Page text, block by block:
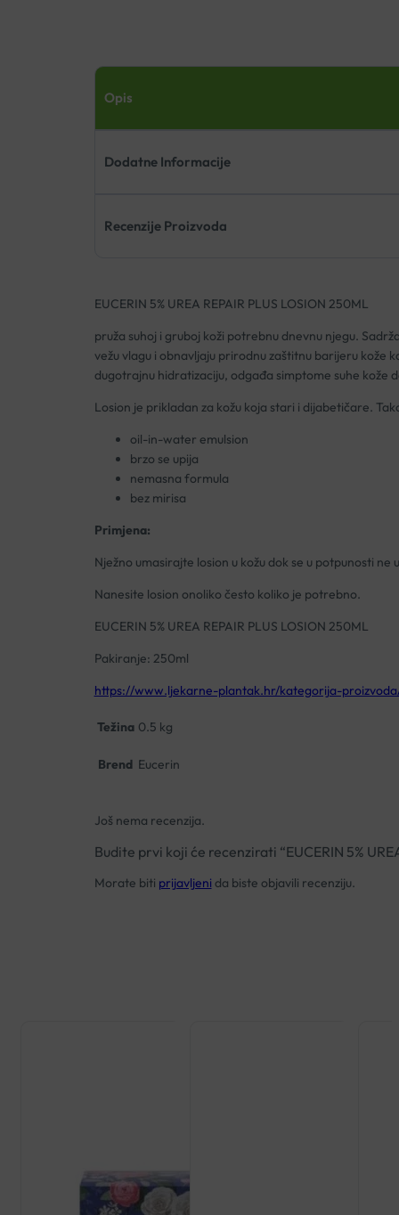
Opis
Dodatne Informacije
Recenzije Proizvoda
EUCERIN 5% UREA REPAIR PLUS LOSION 250ML
pruža suhoj i gruboj koži potrebnu dnevnu njegu.
vežu vlagu i obnavljaju prirodnu zaštitnu barijeru kože
dugotrajnu hidratizaciju, odgađa simptome suhe kože
Losion je prikladan za kožu koja stari i dijabetičare.
oil-in-water emulsion
brzo se upija
nemasna formula
bez mirisa
Primjena:
Nježno umasirajte losion u kožu dok se u potpunosti ne
Nanesite losion onoliko često koliko je potrebno.
EUCERIN 5% UREA REPAIR PLUS LOSION 250ML
Pakiranje: 250ml
https://www.ljekarne-plantak.hr/kategorija-
Težina 0.5 kg
Brend Eucerin
Još nema recenzija.
Budite prvi koji će recenzirati “EUCERIN 5%
Morate biti prijavljeni da biste objavili recenziju.